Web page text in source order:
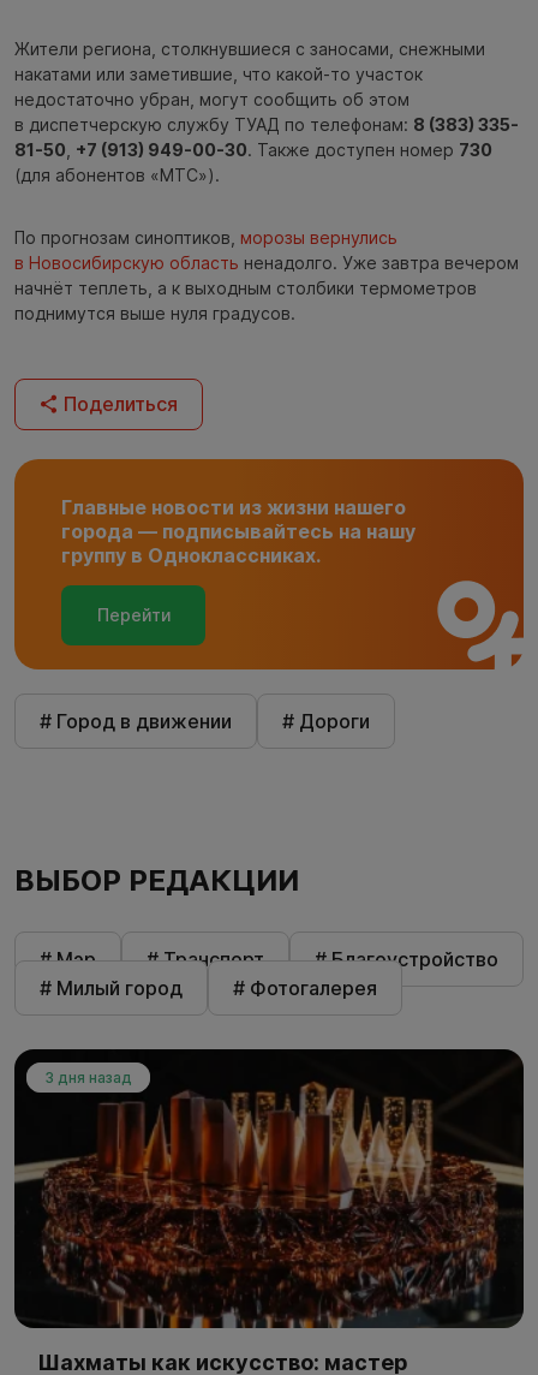
Жители региона, столкнувшиеся с заносами, снежными
накатами или заметившие, что какой-то участок
недостаточно убран, могут сообщить об этом
в диспетчерскую службу ТУАД по телефонам: 8 (383) 335-
81-50 +7 (913) 949-00-30. Также доступен номер 730
(для абонентов «МТС»).
По прогнозам синоптиков, морозы вернулись
в Новосибирскую область ненадолго. Уже завтра вечером
начнёт теплеть, а к выходным столбики термометров
поднимутся выше нуля градусов.
Поделиться
Главные новости из жизни нашего
города — подписывайтесь на нашу
группу в Одноклассниках.
Перейти
# Город в движении # Дороги
ВЫБОР РЕДАКЦИИ
# Мэр # Транспорт
# Благоустройство
# Милый город
# Фотогалерея
3 дня назад
Шахматы как искусство: мастер